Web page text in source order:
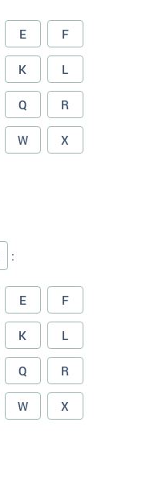
E F
K L
Q R
W X
:
E F
K L
Q R
W X